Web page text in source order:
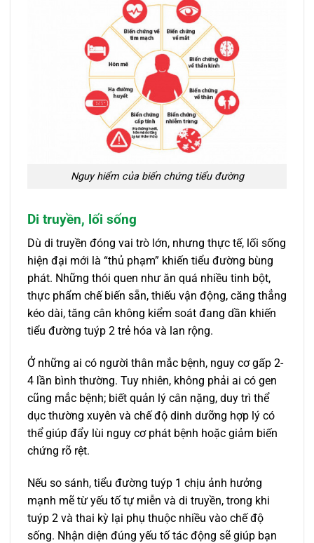
Nguy hiểm của biến chứng tiểu đường
Di truyền, lối sống
Dù di truyền đóng vai trò lớn, nhưng thực tế, lối sống
hiện đại mới là “thủ phạm” khiến tiểu đường bùng
phát. Những thói quen như ăn quá nhiều tinh bột,
thực phẩm chế biến sẵn, thiếu vận động, căng thẳng
kéo dài, tăng cân không kiểm soát đang dần khiến
tiểu đường tuýp 2 trẻ hóa và lan rộng.
Ở những ai có người thân mắc bệnh, nguy cơ gấp 2-
4 lần bình thường. Tuy nhiên, không phải ai có gen
cũng mắc bệnh; biết quản lý cân nặng, duy trì thể
dục thường xuyên và chế độ dinh dưỡng hợp lý có
thể giúp đẩy lùi nguy cơ phát bệnh hoặc giảm biến
chứng rõ rệt.
Nếu so sánh, tiểu đường tuýp 1 chịu ảnh hưởng
mạnh mẽ từ yếu tố tự miễn và di truyền, trong khi
tuýp 2 và thai kỳ lại phụ thuộc nhiều vào chế độ
sống. Nhận diện đúng yếu tố tác động sẽ giúp bạn